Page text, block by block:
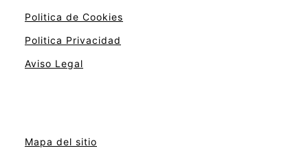
Politica de Cookies
Politica Privacidad
Aviso Legal
Mapa del sitio